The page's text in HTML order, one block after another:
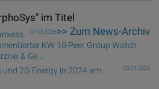
im Titel
>> Zum News-Archiv
07.03.2026
KW 10 Peer Group Watch
& Ge...
03.01.2025
2G Energy in 2024 am